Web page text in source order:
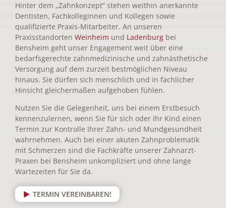
Hinter dem „Zahnkonzept“ stehen weithin anerkannte
Dentisten, Fachkolleginnen und Kollegen sowie
qualifizierte Praxis-Mitarbeiter. An unseren
Praxisstandorten Weinheim und Ladenburg bei
Bensheim geht unser Engagement weit über eine
bedarfsgerechte zahnmedizinische und zahnästhetische
Versorgung auf dem zurzeit bestmöglichen Niveau
hinaus. Sie dürfen sich menschlich und in fachlicher
Hinsicht gleichermaßen aufgehoben fühlen.
Nutzen Sie die Gelegenheit, uns bei einem Erstbesuch
kennenzulernen, wenn Sie für sich oder Ihr Kind einen
Termin zur Kontrolle Ihrer Zahn- und Mundgesundheit
wahrnehmen. Auch bei einer akuten Zahnproblematik
mit Schmerzen sind die Fachkräfte unserer Zahnarzt-
Praxen bei Bensheim unkompliziert und ohne lange
Wartezeiten für Sie da.
TERMIN VEREINBAREN!